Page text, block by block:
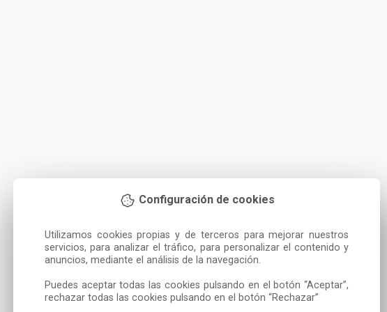
Configuración de cookies
Utilizamos cookies propias y de terceros para mejorar nuestros
servicios, para analizar el tráfico, para personalizar el contenido y
anuncios, mediante el análisis de la navegación.
Puedes aceptar todas las cookies pulsando en el botón “Aceptar”,
rechazar todas las cookies pulsando en el botón “Rechazar”